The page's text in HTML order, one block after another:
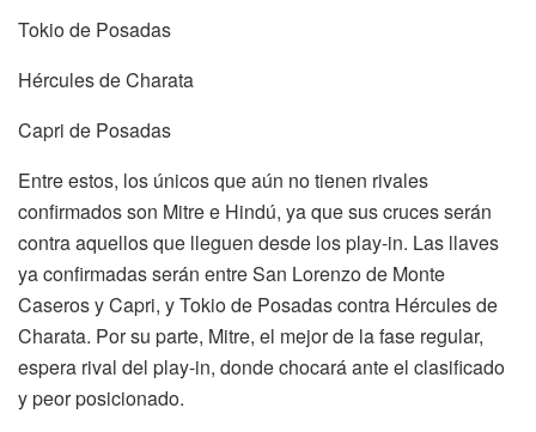
Tokio de Posadas
Hércules de Charata
Capri de Posadas
Entre estos, los únicos que aún no tienen rivales
confirmados son Mitre e Hindú, ya que sus cruces serán
contra aquellos que lleguen desde los play-in. Las llaves
ya confirmadas serán entre San Lorenzo de Monte
Caseros y Capri, y Tokio de Posadas contra Hércules de
Charata. Por su parte, Mitre, el mejor de la fase regular,
espera rival del play-in, donde chocará ante el clasificado
y peor posicionado.